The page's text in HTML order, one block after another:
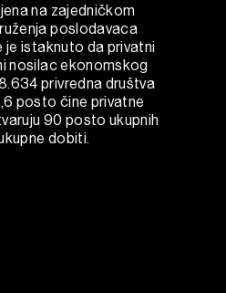
na zajedničkom
poslodavaca
je istaknuto da privatni
nosilac ekonomskog
privredna društva
posto čine privatne
90 posto ukupnih
dobiti.